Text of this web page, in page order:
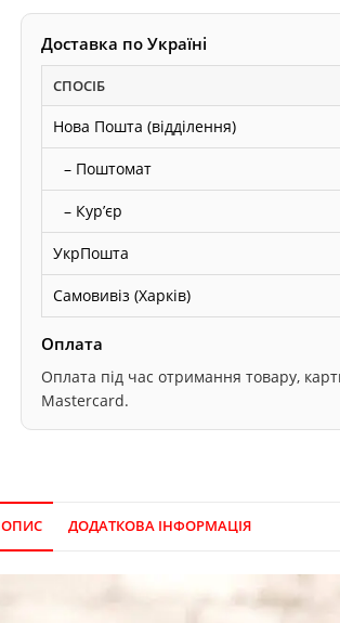
дереву
кількість
Доставка по Україні
СПОСІБ
Нова Пошта (відділення)
– Поштомат
– Курʼєр
УкрПошта
Самовивіз (Харків)
Оплата
Оплата під час отримання товару,
Mastercard.
ОПИС ДОДАТКОВА ІНФОРМАЦІЯ